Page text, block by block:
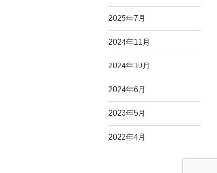
2025年7月
2024年11月
2024年10月
2024年6月
2023年5月
2022年4月